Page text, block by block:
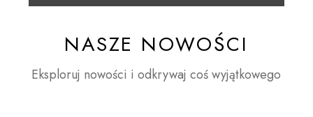
NASZE NOWOŚCI
Eksploruj nowości i odkrywaj coś wyjątkowego